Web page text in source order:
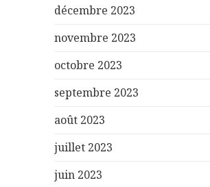
décembre 2023
novembre 2023
octobre 2023
septembre 2023
août 2023
juillet 2023
juin 2023